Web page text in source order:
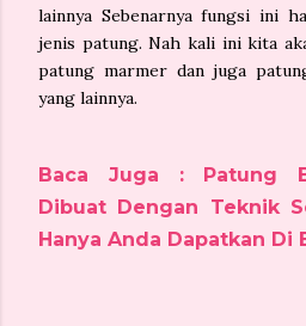
lainnya Sebenarnya fungsi ini
jenis patung. Nah kali ini kita
patung marmer dan juga
yang lainnya.
Baca Juga : Patung
Dibuat Dengan Teknik
Hanya Anda Dapatkan Di